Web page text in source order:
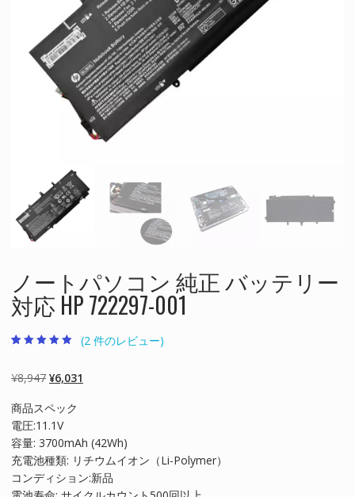
ノートパソコン 純正 バッテリー
対応 HP 722297-001
評価のうち、
5.00点
(2 件のレビュー)
¥8,947 元
価
格
は
¥8,947
で
¥6,031
格
は
¥6,031
商品スペック
電圧:11.1V
容量: 3700mAh (42Wh)
充電池種類: リチウムイオン（Li-Polymer）
コンディション:新品